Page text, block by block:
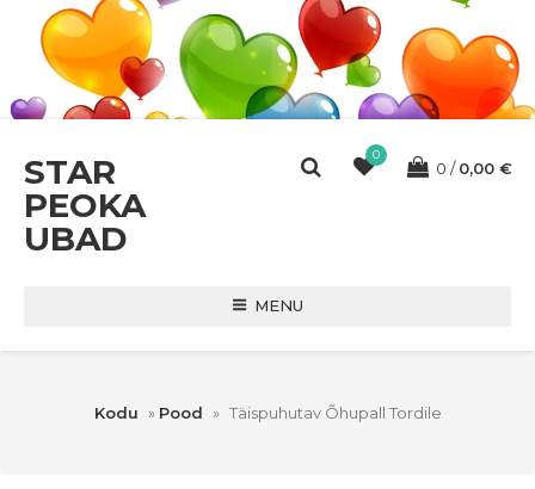
STAR
PEOKA
UBAD
0
0 0,00 €
MENU
Kodu » Pood » Täispuhutav Õhupall Tordile